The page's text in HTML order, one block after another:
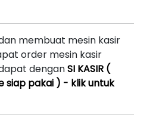
membuat mesin kasir
order mesin kasir
denganSI KASIR (
siap pakai ) - klik untuk